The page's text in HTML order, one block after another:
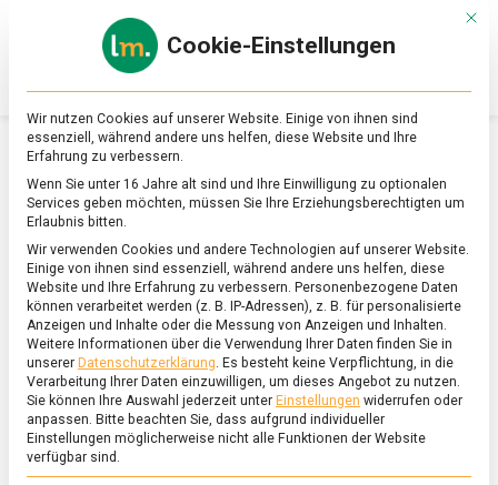
Online-
Magazin
zu
&
Ernährung
SCHLAGWORT:SPÄTZLE
Mit
Cookie-Einstellungen
Wir nutzen Cookies auf unserer Website. Einige von ihnen sind
essenziell, während andere uns helfen, diese Website und Ihre
Erfahrung zu verbessern.
Wenn Sie unter 16 Jahre alt sind und Ihre Einwilligung zu optionalen
Services geben möchten, müssen Sie Ihre Erziehungsberechtigten um
Erlaubnis bitten.
Wir verwenden Cookies und andere Technologien auf unserer Website.
Einige von ihnen sind essenziell, während andere uns helfen, diese
Website und Ihre Erfahrung zu verbessern. Personenbezogene Daten
können verarbeitet werden (z. B. IP-Adressen), z. B. für personalisierte
Anzeigen und Inhalte oder die Messung von Anzeigen und Inhalten.
Weitere Informationen über die Verwendung Ihrer Daten finden Sie in
unserer Datenschutzerklärung. Es besteht keine Verpflichtung, in die
Verarbeitung Ihrer Daten einzuwilligen, um dieses Angebot zu nutzen.
Sie können Ihre Auswahl jederzeit unter Einstellungen widerrufen oder
anpassen. Bitte beachten Sie, dass aufgrund individueller
Einstellungen möglicherweise nicht alle Funktionen der Website
verfügbar sind.